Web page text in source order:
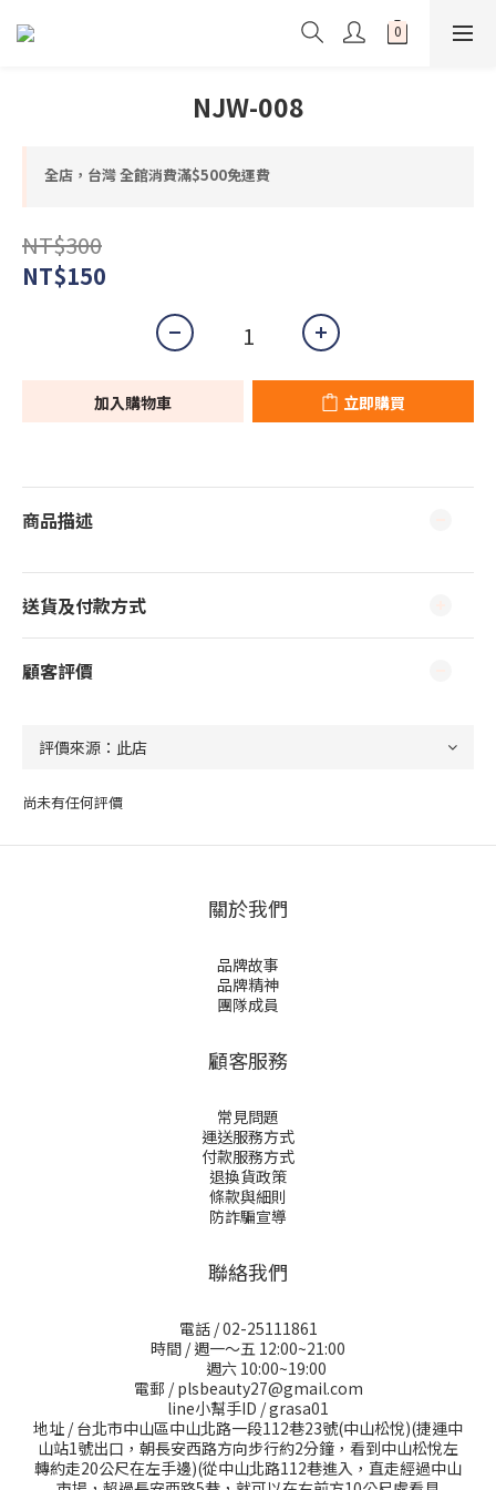
NJW-008
全店，台灣 全館消費滿$500免運費
NT$300
NT$150
加入購物車 立即購買
商品描述
送貨及付款方式
顧客評價
尚未有任何評價
關於我們
品牌故事
品牌精神
團隊成員
顧客服務
常見問題
運送服務方式
付款服務方式
退換貨政策
條款與細則
防詐騙宣導
聯絡我們
電話 / 02-25111861
時間 / 週一～五 12:00~21:00
週六 10:00~19:00
電郵 / plsbeauty27@gmail.com
line小幫手ID / grasa01
地址 / 台北市中山區中山北路一段112巷23號(中山松悅)(捷運中
山站1號出口，朝長安西路方向步行約2分鐘，看到中山松悅左
轉約走20公尺在左手邊)(從中山北路112巷進入，直走經過中山